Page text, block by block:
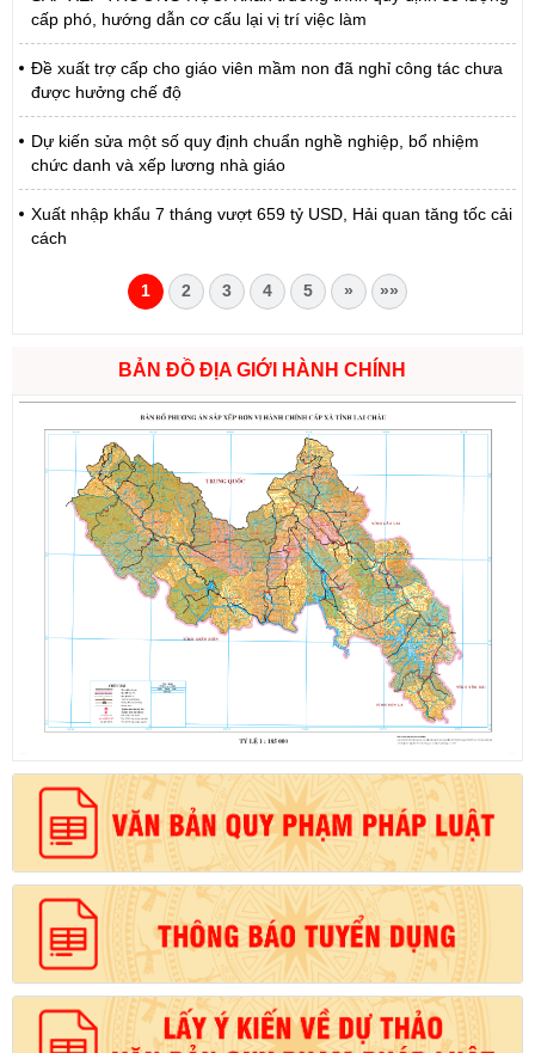
cấp phó, hướng dẫn cơ cấu lại vị trí việc làm
Đề xuất trợ cấp cho giáo viên mầm non đã nghỉ công tác chưa
được hưởng chế độ
Dự kiến sửa một số quy định chuẩn nghề nghiệp, bổ nhiệm
chức danh và xếp lương nhà giáo
Xuất nhập khẩu 7 tháng vượt 659 tỷ USD, Hải quan tăng tốc cải
cách
1 2 3 4 5 » »»
BẢN ĐỒ ĐỊA GIỚI HÀNH CHÍNH